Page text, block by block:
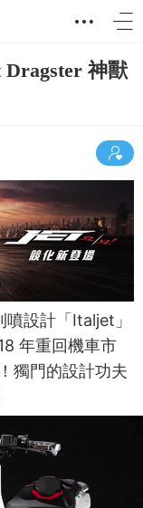
神獸
設計「Italjet」
年重回機車市
獨門的設計功夫